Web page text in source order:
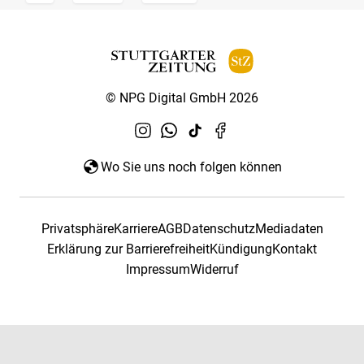
© NPG Digital GmbH 2026
Wo Sie uns noch folgen können
PrivatsphäreKarriereAGBDatenschutzMediadaten
Erklärung zur BarrierefreiheitKündigungKontakt
ImpressumWiderruf